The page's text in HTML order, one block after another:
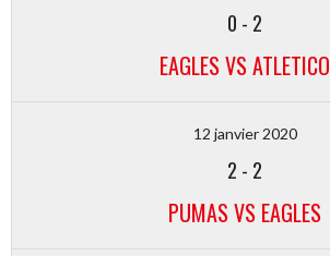
0 - 2
EAGLES VS ATLETICO
12 janvier 2020
2 - 2
PUMAS VS EAGLES